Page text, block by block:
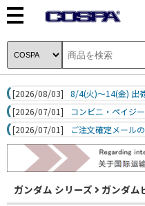
[2026/08/03]
8/4(火)～14(金) 出
[2026/07/01]
コンビニ・ペイジ
[2026/07/01]
ご注文確定メール
ガンダム シリーズ ガンダム